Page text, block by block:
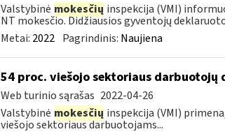
Valstybinė mokesčių inspekcija (VMI)
NT mokesčio. Didžiausios gyventojų
Metai: 2022 Pagrindinis: Naujiena
54 proc. viešojo sektoriaus
Web turinio sąrašas 2022-04-26
Valstybinė mokesčių inspekcija (VMI)
viešojo sektoriaus darbuotojams...